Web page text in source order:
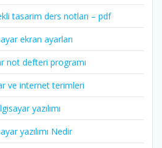
tasarim ders notları – pdf
ekran ayarları
not defteri programı
ve internet terimleri
yazılımı
yazılımı Nedir